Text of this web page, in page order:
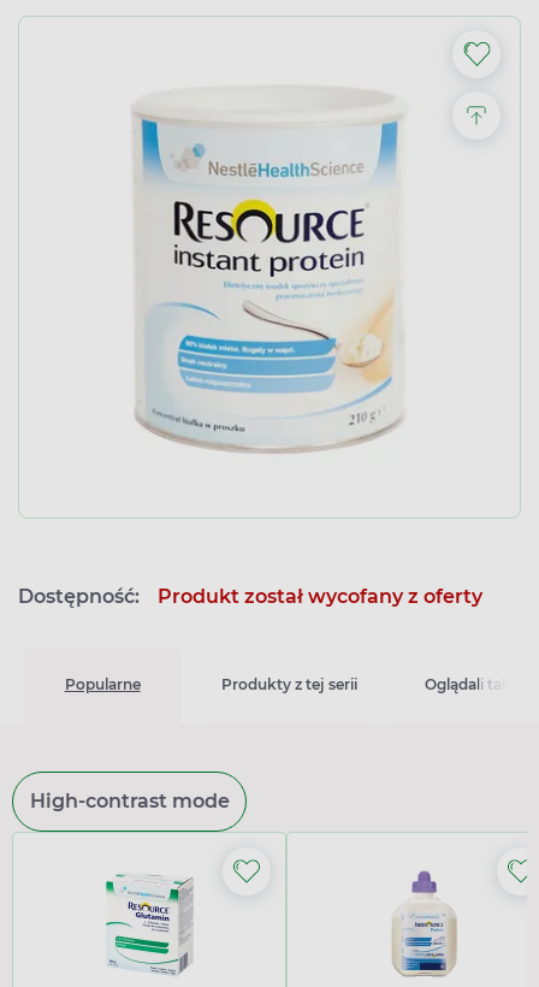
Dostępność: Produkt został wycofany z oferty
Popularne Produkty z tej serii Oglądali także
High-contrast mode